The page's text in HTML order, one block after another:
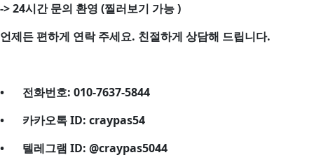
->24시간 문의 환영 (찔러보기 가능 )
언제든 편하게 연락 주세요. 친절하게 상담해 드립니다.
•
전화번호: 010-7637-5844
•
카카오톡 ID: craypas54
•
텔레그램 ID: @craypas5044